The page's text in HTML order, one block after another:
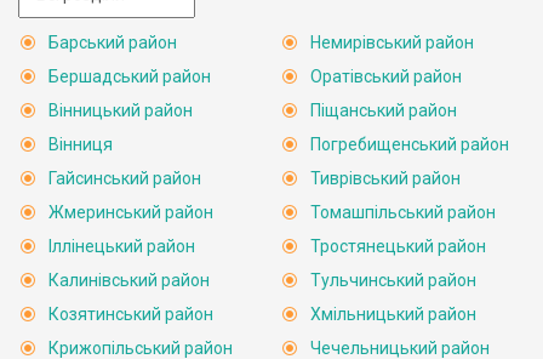
Барський район
Бершадський район
Вінницький район
Вінниця
Гайсинський район
Жмеринський район
Іллінецький район
Калинівський район
Козятинський район
Крижопільський район
Немирівський район
Оратівський район
Піщанський район
Погребищенський район
Тиврівський район
Томашпільський район
Тростянецький район
Тульчинський район
Хмільницький район
Чечельницький район